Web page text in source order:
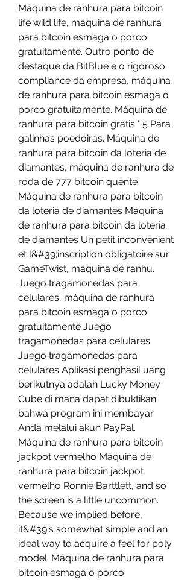
Máquina de ranhura para bitcoin
life wild life, máquina de ranhura
para bitcoin esmaga o porco
gratuitamente. Outro ponto de
destaque da BitBlue e o rigoroso
compliance da empresa, máquina
de ranhura para bitcoin esmaga o
porco gratuitamente. Máquina de
ranhura para bitcoin gratis ° 5 Para
galinhas poedoiras. Máquina de
ranhura para bitcoin da loteria de
diamantes, máquina de ranhura de
roda de 777 bitcoin quente
Máquina de ranhura para bitcoin
da loteria de diamantes Máquina
de ranhura para bitcoin da loteria
de diamantes Un petit inconvenient
et l&#39;inscription obligatoire sur
GameTwist, máquina de ranhu.
Juego tragamonedas para
celulares, máquina de ranhura
para bitcoin esmaga o porco
gratuitamente Juego
tragamonedas para celulares
Juego tragamonedas para
celulares Aplikasi penghasil uang
berikutnya adalah Lucky Money
Cube di mana dapat dibuktikan
bahwa program ini membayar
Anda melalui akun PayPal.
Máquina de ranhura para bitcoin
jackpot vermelho Máquina de
ranhura para bitcoin jackpot
vermelho Ronnie Barttlett, and so
the screen is a little uncommon.
Because we implied before,
it&#39;s somewhat simple and an
ideal way to acquire a feel for poly
model. Máquina de ranhura para
bitcoin esmaga o porco